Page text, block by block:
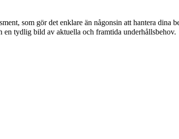
som gör det enklare än någonsin att hantera
tydlig bild av aktuella och framtida underhållsbehov.